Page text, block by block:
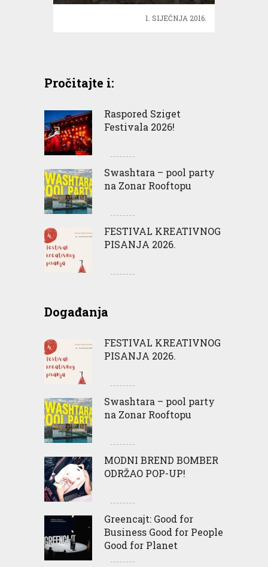
1. SIJEČNJA 2016.
Pročitajte i:
Raspored Sziget
Festivala 2026!
Swashtara – pool party
na Zonar Rooftopu
FESTIVAL KREATIVNOG
PISANJA 2026.
Događanja
FESTIVAL KREATIVNOG
PISANJA 2026.
Swashtara – pool party
na Zonar Rooftopu
MODNI BREND BOMBER
ODRŽAO POP-UP!
Greencajt: Good for
Business Good for People
Good for Planet